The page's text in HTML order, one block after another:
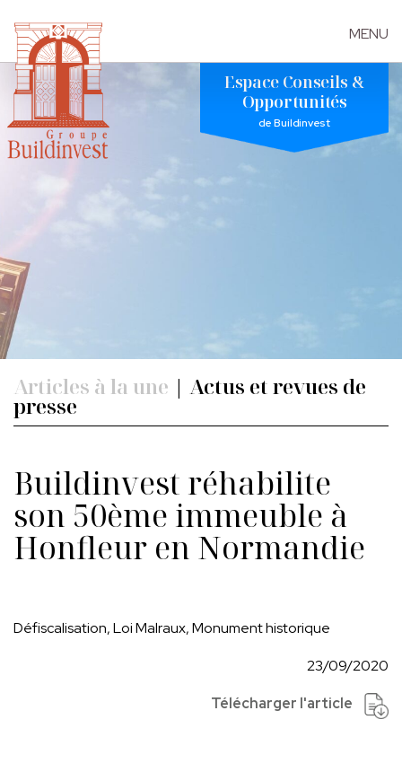
Skip
content
MENU
Espace Conseils &
Opportunités
de Buildinvest
Articles à la une | Actus et revues de
presse
Buildinvest réhabilite
son 50ème immeuble à
Honfleur en Normandie
Défiscalisation, Loi Malraux, Monument historique
23/09/2020
Télécharger l'article